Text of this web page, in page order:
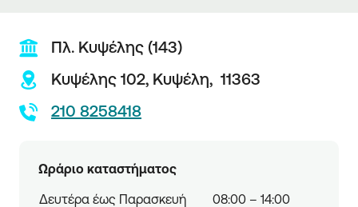
Πλ. Κυψέλης (143)
Κυψέλης 102, Κυψέλη, 11363
210 8258418
Ωράριο καταστήματος
Δευτέρα έως Παρασκευή
08:00 – 14:00